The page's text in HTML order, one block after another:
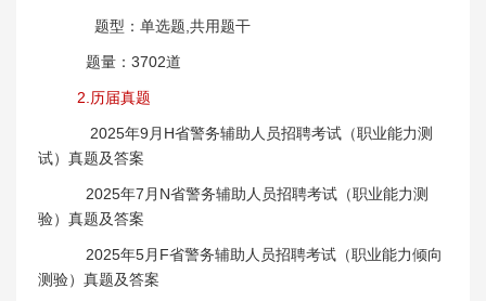
题型：单选题,共用题干
题量：3702道
2.历届真题
2025年9月H省警务辅助人员招聘考试（职业能力测
试）真题及答案
2025年7月N省警务辅助人员招聘考试（职业能力测
验）真题及答案
2025年5月F省警务辅助人员招聘考试（职业能力倾向
测验）真题及答案